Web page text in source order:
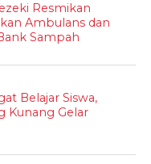
Resmikan
Ambulans dan
Sampah
Belajar Siswa,
Kunang Gelar